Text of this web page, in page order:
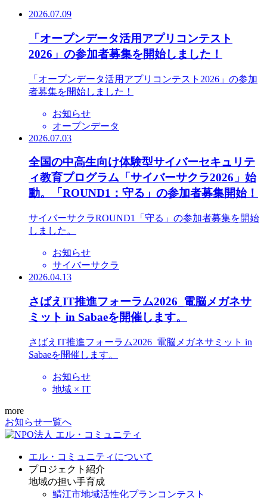
2026.07.09
「オープンデータ活用アプリコンテスト
2026」の参加者募集を開始しました！
「オープンデータ活用アプリコンテスト2026」の参加
者募集を開始しました！
お知らせ
オープンデータ
2026.07.03
全国の中高生向け体験型サイバーセキュリテ
ィ教育プログラム「サイバーサクラ2026」始
動。「ROUND1：守る」の参加者募集開始！
サイバーサクラROUND1「守る」の参加者募集を開始
しました。
お知らせ
サイバーサクラ
2026.04.13
さばえIT推進フォーラム2026_電脳メガネサ
ミット in Sabaeを開催します。
さばえIT推進フォーラム2026_電脳メガネサミット in
Sabaeを開催します。
お知らせ
地域 × IT
more
お知らせ一覧へ
エル・コミュニティについて
プロジェクト紹介
地域の担い手育成
鯖江市地域活性化プランコンテスト